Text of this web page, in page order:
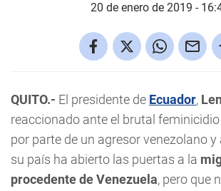
20 de enero de 2019 -
QUITO.- El presidente de Ecuador,
reaccionado ante el brutal
por parte de un agresor venezolano
su país ha abierto las puertas a la
procedente de Venezuela, pero que